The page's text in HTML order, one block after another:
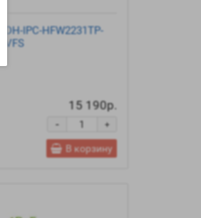
DH-IPC-HFW2231TP-
VFS
15 190р.
+
-
В корзину